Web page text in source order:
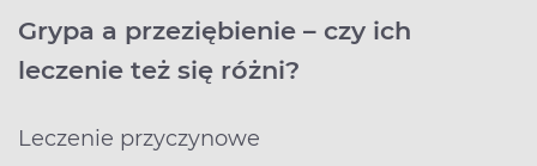
Grypa a przeziębienie – czy ich
leczenie też się różni?
Leczenie przyczynowe